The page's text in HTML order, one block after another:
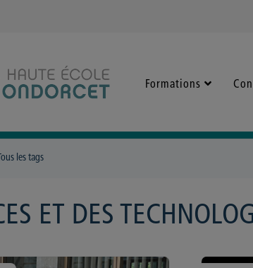
Formations
les tags
ET DES